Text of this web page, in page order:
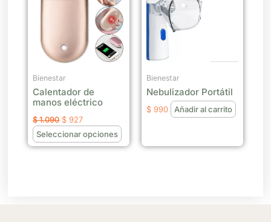
Bienestar
Calentador de
manos eléctrico
$1.090 $ 927
$ 927.
Seleccionar opciones
múltiples
variantes.
Las
opciones
pueden
página
Bienestar
Nebulizador Portátil
$ 990 Añadir al carrito